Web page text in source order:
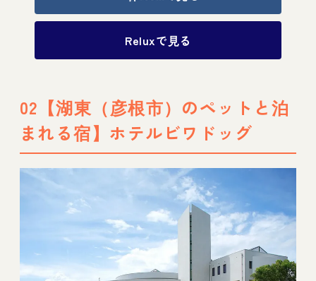
Reluxで見る
02【湖東（彦根市）のペットと泊
まれる宿】ホテルビワドッグ